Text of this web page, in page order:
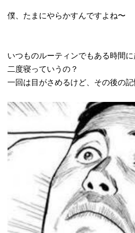
僕、たまにやらかすんですよね〜
いつものルーティンでもある時間
二度寝っていうの？
一回は目がさめるけど、その後の記